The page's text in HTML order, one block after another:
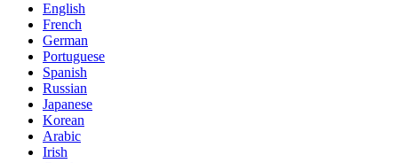
English
French
German
Portuguese
Spanish
Russian
Japanese
Korean
Arabic
Irish